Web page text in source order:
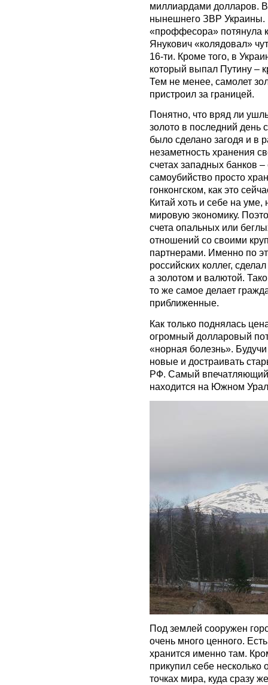
миллиардами долларов.
нынешнего ЗВР Украины.
«проффесора» потянула
Янукович «колядовал»
16-ти. Кроме того, в
который выпал Путину –
Тем не менее, самолет
пристроил за границей.
Понятно, что вряд ли
золото в последний день
было сделано загодя и в
незаметность хранения
счетах западных банков
самоубийство просто
гонконгском, как это
Китай хоть и себе на
мировую экономику.
счета опальных или
отношений со своими
партнерами. Именно по
российских коллег,
а золотом и валютой.
то же самое делает
приближенные.
Как только поднялась
огромный долларовый
«норная болезнь».
новые и достраивать
РФ. Самый
находится на Южном
Под землей сооружен
очень много ценного.
хранится именно там.
прикупил себе
точках мира, куда сразу